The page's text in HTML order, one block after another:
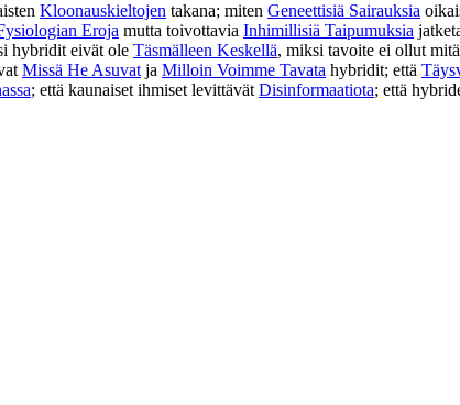
Kloonauskieltojen takana; miten Geneettisiä Sairauksia
Eroja mutta toivottavia Inhimillisiä Taipumuksia
hybridit eivät ole Täsmälleen Keskellä, miksi tavoite ei ollut
Missä He Asuvatja Milloin Voimme Tavata hybridit; että
; että kaunaiset ihmiset levittävätDisinformaatiota; että